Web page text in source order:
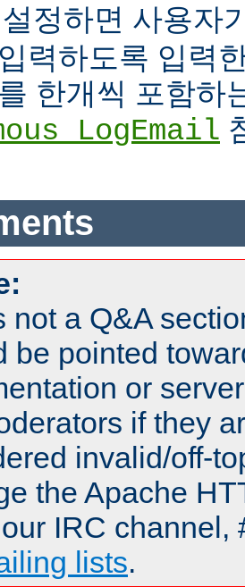
정하면 사용자
력하도록 입력
한개씩 포함하
not a Q&A
be pointed
or
if they
invalid/off-
the Apache
IRC channel,
lists.